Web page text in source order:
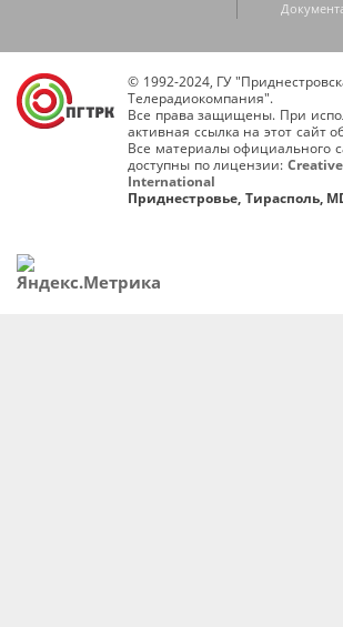
© 1992-2024, ГУ
Телерадиокомпания".
Все права защищены. При
активная ссылка на этот сайт
Все материалы официального
доступны по лицензии:
International
Приднестровье, Тирасполь,